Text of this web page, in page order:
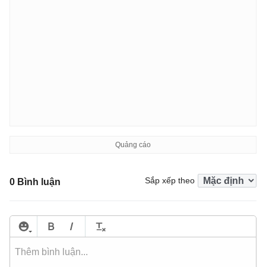
0 Bình luận Sắp xếp theo